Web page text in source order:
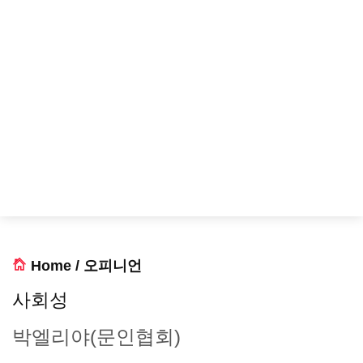
Home / 오피니언
사회성
박엘리야(문인협회)